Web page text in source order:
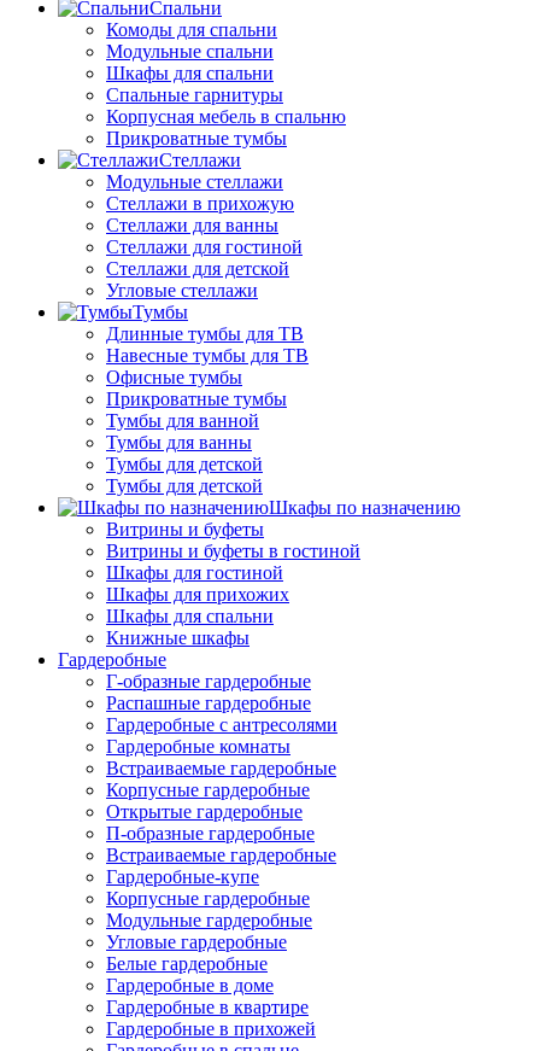
Спальни
Комоды для спальни
Модульные спальни
Шкафы для спальни
Спальные гарнитуры
Корпусная мебель в спальню
Прикроватные тумбы
Стеллажи
Модульные стеллажи
Стеллажи в прихожую
Стеллажи для ванны
Стеллажи для гостиной
Стеллажи для детской
Угловые стеллажи
Тумбы
Длинные тумбы для ТВ
Навесные тумбы для ТВ
Офисные тумбы
Прикроватные тумбы
Тумбы для ванной
Тумбы для ванны
Тумбы для детской
Тумбы для детской
Шкафы по назначению
Витрины и буфеты
Витрины и буфеты в гостиной
Шкафы для гостиной
Шкафы для прихожих
Шкафы для спальни
Книжные шкафы
Гардеробные
Г-образные гардеробные
Распашные гардеробные
Гардеробные с антресолями
Гардеробные комнаты
Встраиваемые гардеробные
Корпусные гардеробные
Открытые гардеробные
П-образные гардеробные
Встраиваемые гардеробные
Гардеробные-купе
Корпусные гардеробные
Модульные гардеробные
Угловые гардеробные
Белые гардеробные
Гардеробные в доме
Гардеробные в квартире
Гардеробные в прихожей